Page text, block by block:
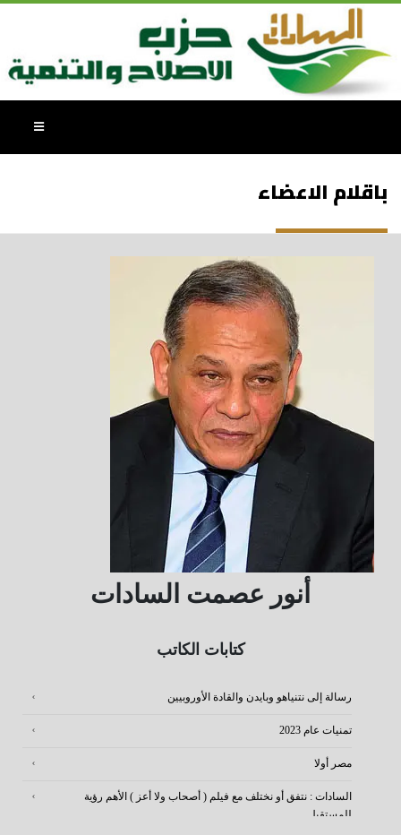
باقلام الاعضاء
أنور عصمت السادات
كتابات الكاتب
رسالة إلى نتنياهو وبايدن والقادة الأوروبيين
تمنيات عام 2023
مصر أولا
السادات : نتفق أو نختلف مع فيلم ( أصحاب ولا أعز ) الأهم رؤية
للمستقبل